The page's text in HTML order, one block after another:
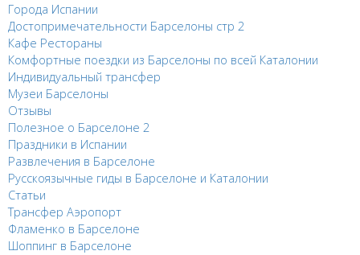
Города Испании
Достопримечательности Барселоны стр 2
Кафе Рестораны
Комфортные поездки из Барселоны по всей Каталонии
Индивидуальный трансфер
Музеи Барселоны
Отзывы
Полезное о Барселоне 2
Праздники в Испании
Развлечения в Барселоне
Русскоязычные гиды в Барселоне и Каталонии
Статьи
Трансфер Аэропорт
Фламенко в Барселоне
Шоппинг в Барселоне